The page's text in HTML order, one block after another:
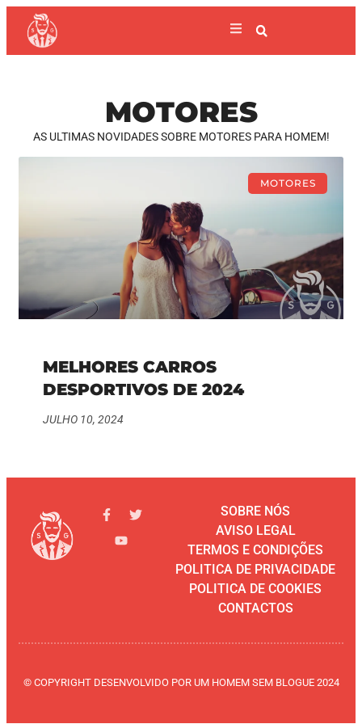
MOTORES
AS ULTIMAS NOVIDADES SOBRE MOTORES PARA HOMEM!
MOTORES
MELHORES CARROS
DESPORTIVOS DE 2024
JULHO 10, 2024
SOBRE NÓS
AVISO LEGAL
TERMOS E CONDIÇÕES
POLITICA DE PRIVACIDADE
POLITICA DE COOKIES
CONTACTOS
© COPYRIGHT DESENVOLVIDO POR UM HOMEM SEM BLOGUE 2024